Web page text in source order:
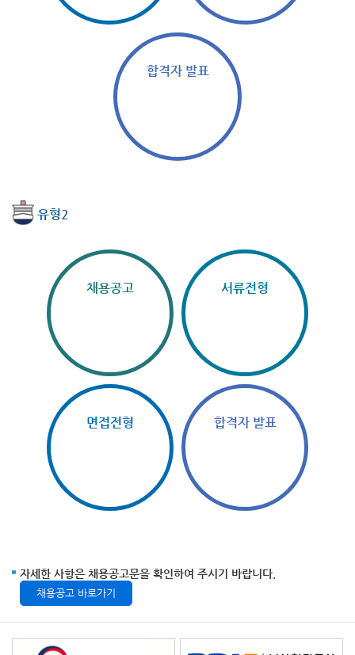
합격자 발표
유형2
채용공고 서류전형
면접전형 합격자 발표
자세한 사항은 채용공고문을 확인하여 주시기 바랍니다.
채용공고 바로가기